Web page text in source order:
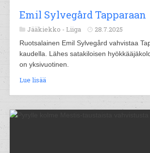
Emil Sylvegård Tapparaan
Jääkiekko - Liiga 28.7.2025
Ruotsalainen Emil Sylvegård vahvistaa
kaudella. Lähes satakiloisen
on yksivuotinen.
Lue lisää